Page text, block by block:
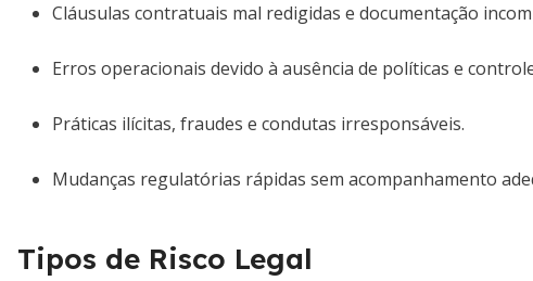
Cláusulas contratuais mal redigidas e documentação
Erros operacionais devido à ausência de políticas e
Práticas ilícitas, fraudes e condutas irresponsáveis.
Mudanças regulatórias rápidas sem acompanhamento
Tipos de Risco Legal